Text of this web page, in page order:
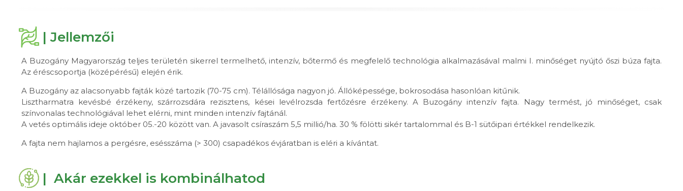
| Jellemzői
A Buzogány Magyarország teljes területén sikerrel termelhető, intenzív, bőtermő és megfelelő technológia alkalmazásával malmi I. minőséget nyújtó őszi búza fajta.
Az éréscsoportja (középérésű) elején érik.
A Buzogány az alacsonyabb fajták közé tartozik (70-75 cm). Télállósága nagyon jó. Állóképessége, bokrosodása hasonlóan kitűnik.
Lisztharmatra kevésbé érzékeny, szárrozsdára rezisztens, kései levélrozsda fertőzésre érzékeny. A Buzogány intenzív fajta. Nagy termést, jó minőséget, csak
színvonalas technológiával lehet elérni, mint minden intenzív fajtánál.
A vetés optimális ideje október 05.-20 között van. A javasolt csíraszám 5,5 millió/ha. 30 % fölötti sikér tartalommal és B-1 sütőipari értékkel rendelkezik.
A fajta nem hajlamos a pergésre, esésszáma (> 300) csapadékos évjáratban is eléri a kívántat.
| Akár ezekkel is kombinálhatod